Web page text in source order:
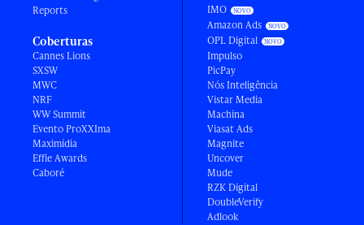
Reports
Coberturas
Cannes Lions
SXSW
MWC
NRF
WW Summit
Evento ProXXIma
Maximídia
Effie Awards
Caboré
IMO
Amazon Ads
OPL Digital
Impulso
PicPay
Nós Inteligência
Vistar Media
Machina
Viasat Ads
Magnite
Uncover
Mude
RZK Digital
DoubleVerify
Adlook